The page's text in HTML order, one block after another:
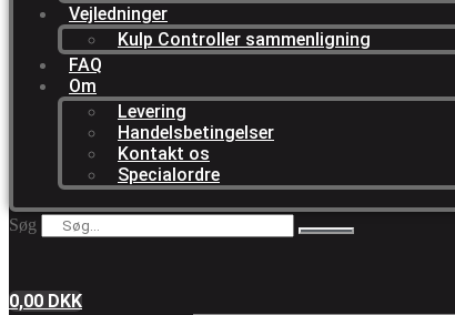
Vejledninger
Kulp Controller sammenligning
FAQ
Om
Levering
Handelsbetingelser
Kontakt os
Specialordre
Søg
0,00 DKK